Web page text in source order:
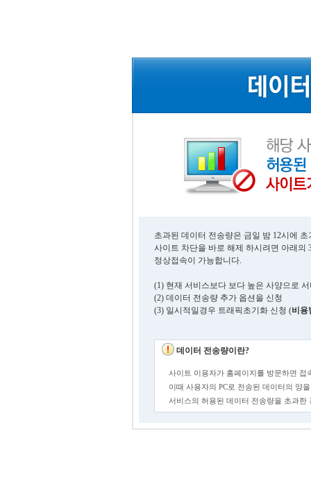
초과된 데이터 전송량은 금일 밤 12시에
사이트 차단을 바로 해제 하시려면 아래의
정상접속이 가능합니다.
(1) 현재 서비스보다 보다 높은 사양으로
(2) 데이터 전송량 추가 옵션을 신청
(3) 일시적일경우 트래픽초기화 신청 (비용
데이터 전송량이란?
사이트 이용자가 홈페이지를 방문하면 접
이때 사용자의 PC로 전송된 데이터의 양
서비스의 허용된 데이터 전송량을 초과